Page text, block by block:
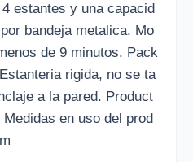
estantes y una capacid
bandeja metalica. Mo
de 9 minutos. Pack
rigida, no se ta
a la pared. Product
en uso del prod